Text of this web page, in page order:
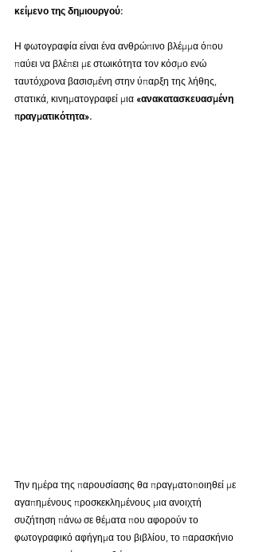
κείμενο της δημιουργού:
Η φωτογραφία είναι ένα ανθρώπινο βλέμμα όπου
παύει να βλέπει με στωικότητα τον κόσμο ενώ
ταυτόχρονα βασισμένη στην ύπαρξη της λήθης,
στατικά, κινηματογραφεί μια «ανακατασκευασμένη
πραγματικότητα».
Την ημέρα της παρουσίασης θα πραγματοποιηθεί με
αγαπημένους προσκεκλημένους μια ανοιχτή
συζήτηση πάνω σε θέματα που αφορούν το
φωτογραφικό αφήγημα του βιβλίου, το παρασκήνιο